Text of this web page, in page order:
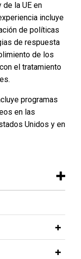
de la UE en
incluye
de políticas
de respuesta
de los
el tratamiento
programas
en las
Unidos y en
in
€4.25